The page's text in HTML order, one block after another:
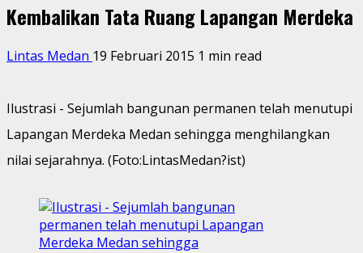
Kembalikan Tata Ruang Lapangan Merdeka
Lintas Medan 19 Februari 2015 1 min read
Ilustrasi - Sejumlah bangunan permanen telah menutupi
Lapangan Merdeka Medan sehingga menghilangkan
nilai sejarahnya. (Foto:LintasMedan?ist)